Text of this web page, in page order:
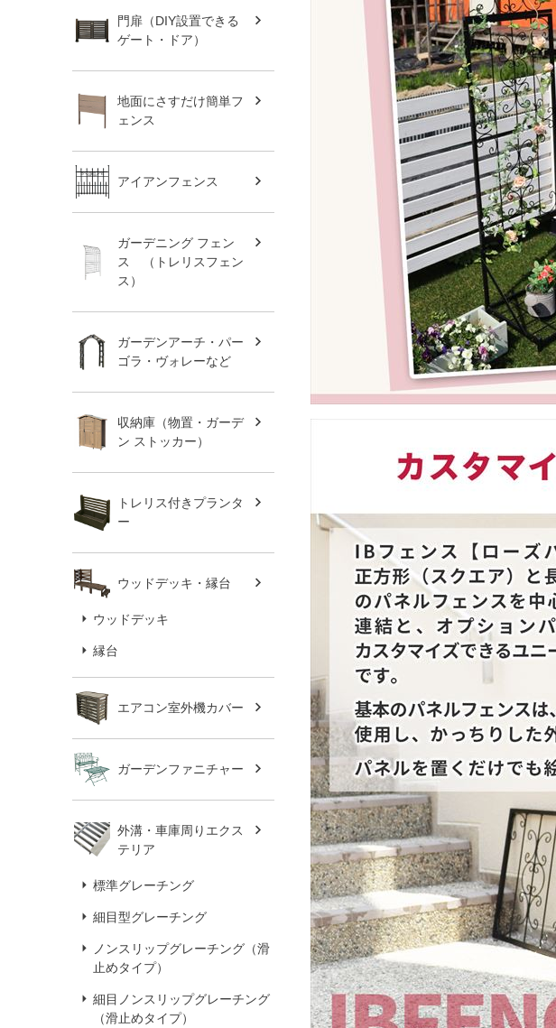
門扉（DIY設置できる
ゲート・ドア）
地面にさすだけ簡単フ
ェンス
アイアンフェンス
ガーデニング フェン
ス （トレリスフェン
ス）
ガーデンアーチ・パー
ゴラ・ヴォレーなど
収納庫（物置・ガーデ
ン ストッカー）
トレリス付きプランタ
ー
ウッドデッキ・縁台
ウッドデッキ
縁台
エアコン室外機カバー
ガーデンファニチャー
外溝・車庫周りエクス
テリア
標準グレーチング
細目型グレーチング
ノンスリップグレーチング（滑
止めタイプ）
細目ノンスリップグレーチング
（滑止めタイプ）